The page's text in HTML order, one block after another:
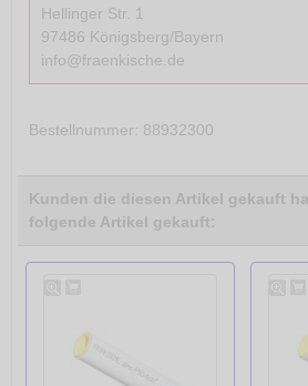
Hellinger Str. 1
97486 Königsberg/Bayern
info@fraenkische.de
Bestellnummer: 88932300
Kunden die diesen Artikel gekauft
folgende Artikel gekauft: